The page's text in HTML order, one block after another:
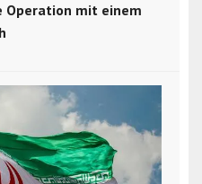
Operation mit einem